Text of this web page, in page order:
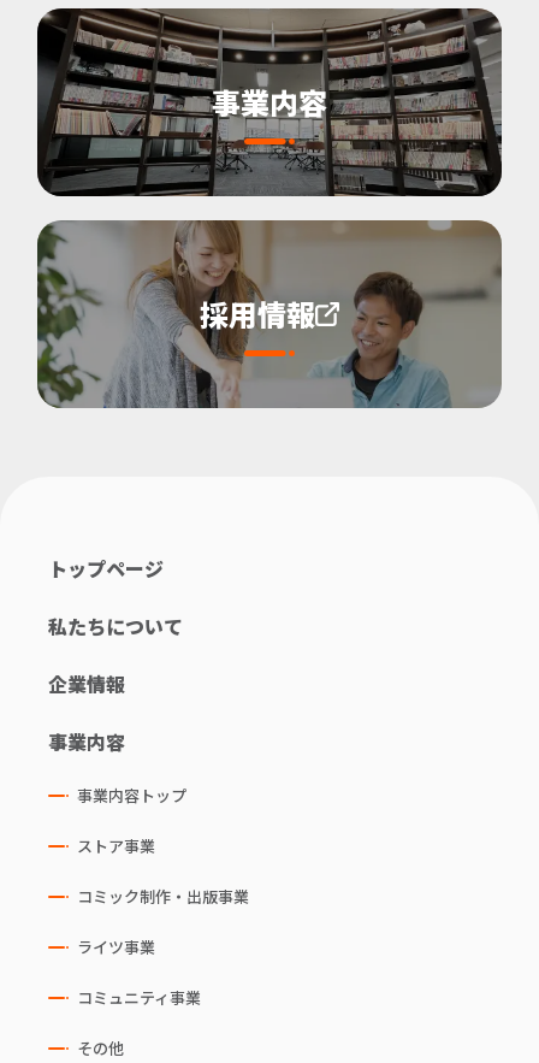
事業内容
採用情報
トップページ
私たちについて
企業情報
事業内容
事業内容トップ
ストア事業
コミック制作・出版事業
ライツ事業
コミュニティ事業
その他